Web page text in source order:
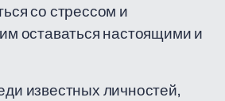
со стрессом и
оставаться настоящими и
известных личностей,